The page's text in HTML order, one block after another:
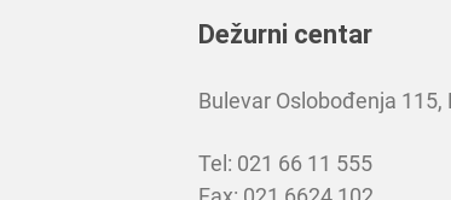
Dežurni centar
Bulevar Oslobođenja 115,
Tel: 021 66 11 555